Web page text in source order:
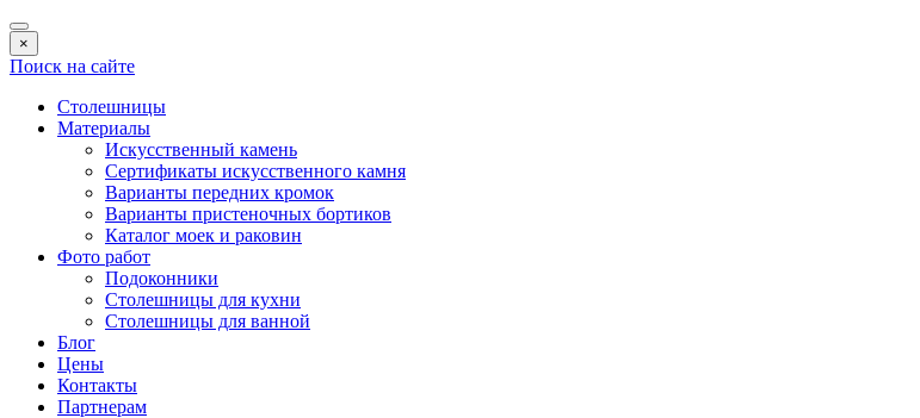
×
Поиск на сайте
Столешницы
Материалы
Искусственный камень
Сертификаты искусственного камня
Варианты передних кромок
Варианты пристеночных бортиков
Каталог моек и раковин
Фото работ
Подоконники
Столешницы для кухни
Столешницы для ванной
Блог
Цены
Контакты
Партнерам